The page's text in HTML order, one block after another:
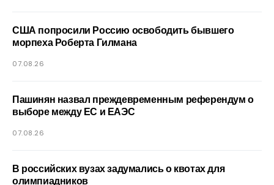
США попросили Россию освободить бывшего
морпеха Роберта Гилмана
07.08.26
Пашинян назвал преждевременным референдум о
выборе между ЕС и ЕАЭС
07.08.26
В российских вузах задумались о квотах для
олимпиадников